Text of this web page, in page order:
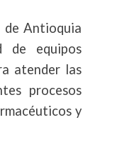
Antioquia
de equipos
atender las
procesos
y